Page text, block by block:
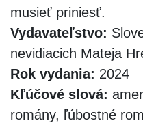
musieť priniesť.
Vydavateľstvo:
nevidiacich Mateja
Rok vydania: 2024
Kľúčové slová:
romány, ľúbostné